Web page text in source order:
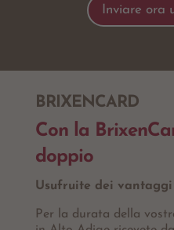
Inviare ora
BRIXENCARD
Con la
doppio
Usufruite dei
Per la durata della